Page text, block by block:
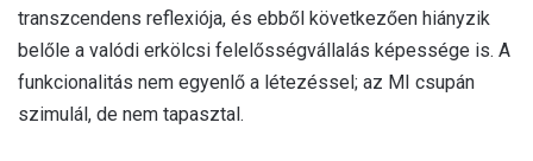
transzcendens reflexiója, és ebből következően hiányzik
belőle a valódi erkölcsi felelősségvállalás képessége is. A
funkcionalitás nem egyenlő a létezéssel; az MI csupán
szimulál, de nem tapasztal.